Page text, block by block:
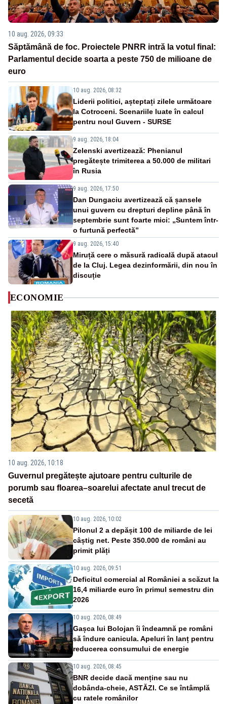
10 aug. 2026, 09:33
Săptămână de foc. Proiectele PNRR intră la votul final:
Parlamentul decide soarta a peste 750 de milioane de
euro
10 aug. 2026, 08:32
Liderii politici, așteptați zilele următoare
la Cotroceni. Scenariile luate în calcul
pentru noul Guvern - SURSE
9 aug. 2026, 18:04
Zelenski avertizează: Phenianul
pregătește trimiterea a 50.000 de militari
în Rusia
9 aug. 2026, 17:50
Dan Dungaciu avertizează că șansele
unui guvern cu drepturi depline până în
septembrie sunt foarte mici: „Suntem într-
o furtună perfectă”
9 aug. 2026, 15:40
Miruță cere o măsură radicală după atacul
de la Cluj. Legea dezinformării, din nou în
discuție
ECONOMIE
10 aug. 2026, 10:18
Guvernul pregătește ajutoare pentru culturile de
porumb sau floarea–soarelui afectate anul trecut de
secetă
10 aug. 2026, 10:02
Pilonul 2 a depășit 100 de miliarde de lei
câștig net. Peste 350.000 de români au
primit plăți
10 aug. 2026, 09:51
Deficitul comercial al României a scăzut la
16,4 miliarde euro în primul semestru din
2026
10 aug. 2026, 08:49
Gașca lui Bolojan îi îndeamnă pe români
să îndure canicula. Apeluri în lanț pentru
reducerea consumului de energie
10 aug. 2026, 08:45
BNR decide dacă menține sau nu
dobânda-cheie, ASTĂZI. Ce se întâmplă
cu ratele românilor